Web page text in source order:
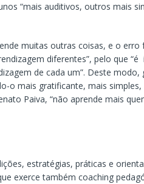
“mais auditivos, outros mais
muitas outras coisas, e o erro
diferentes”, pelo que
de cada um”. Deste modo,
o mais gratificante, mais
Paiva, “não aprende mais
estratégias, práticas e
exerce também coaching